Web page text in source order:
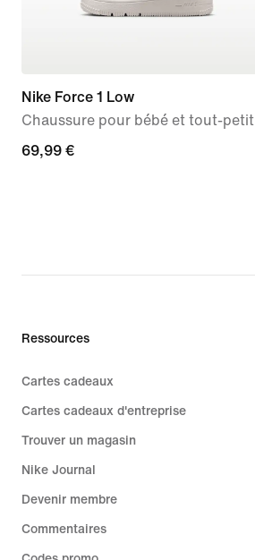
Nike Force 1 Low
Chaussure pour bébé et tout-petit
69,99 €
69,99 €
Ressources
Cartes cadeaux
Cartes cadeaux d'entreprise
Trouver un magasin
Nike Journal
Devenir membre
Commentaires